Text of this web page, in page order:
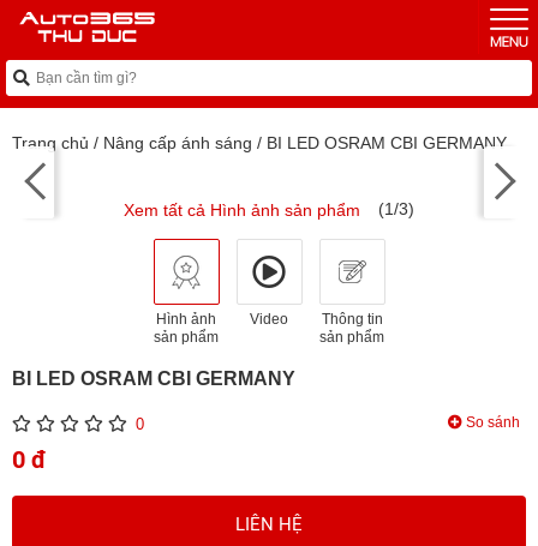
Trang chủ / Nâng cấp ánh sáng / BI LED OSRAM CBI GERMANY
Xem tất cả Hình ảnh sản phẩm (1/3)
Hình ảnh
sản phẩm
Video
Thông tin
sản phẩm
BI LED OSRAM CBI GERMANY
0 So sánh
0 đ
LIÊN HỆ